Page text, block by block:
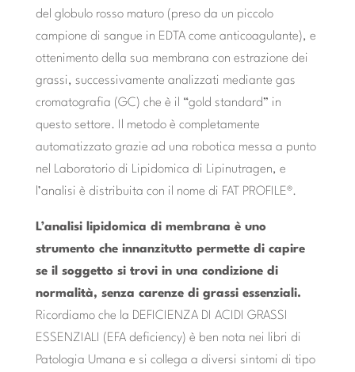
del globulo rosso maturo (preso da un piccolo
campione di sangue in EDTA come anticoagulante), e
ottenimento della sua membrana con estrazione dei
grassi, successivamente analizzati mediante gas
cromatografia (GC) che è il “gold standard” in
questo settore. Il metodo è completamente
automatizzato grazie ad una robotica messa a punto
nel Laboratorio di Lipidomica di Lipinutragen, e
l’analisi è distribuita con il nome di FAT PROFILE®.
L’analisi lipidomica di membrana è uno
strumento che innanzitutto permette di capire
se il soggetto si trovi in una condizione di
normalità, senza carenze di grassi essenziali.
Ricordiamo che la DEFICIENZA DI ACIDI GRASSI
ESSENZIALI (EFA deficiency) è ben nota nei libri di
Patologia Umana e si collega a diversi sintomi di tipo